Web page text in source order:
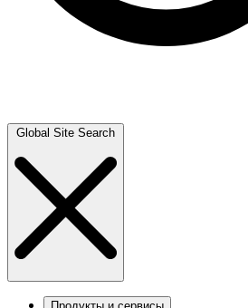
Global Site Search